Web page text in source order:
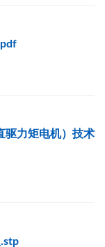
驱力矩电机）技术